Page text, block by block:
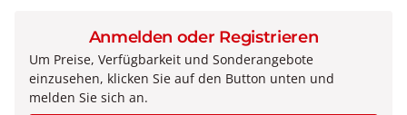
Anmelden oder Registrieren
Um Preise, Verfügbarkeit und Sonderangebote
einzusehen, klicken Sie auf den Button unten und
melden Sie sich an.